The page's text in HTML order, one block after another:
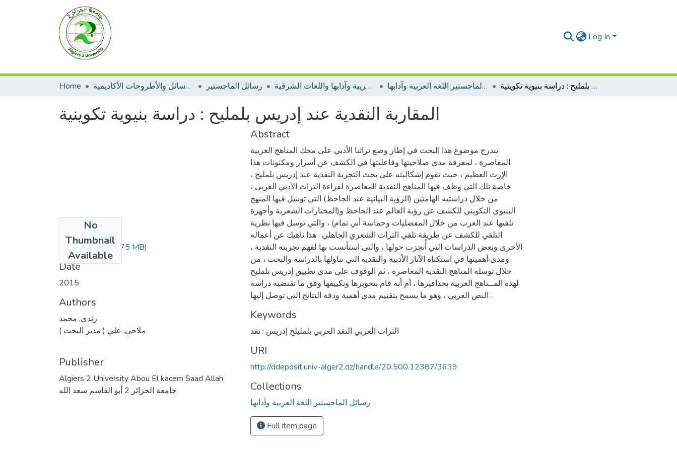
Log In
Home الرسائل والأطروحات الأكاديمية رسائل الماجستير رسائل الماجستير اللغة العريية وآدابها واللغات الشرقية رسائل الماجستير اللغة العربية وآدابها المقاربة النقدية عند إدريس بلمليح : دراسة بنيوية تكوينية
المقاربة النقدية عند إدريس بلمليح : دراسة بنيوية تكوينية
No
Thumbnail
Available
رندي محمد.pdf(1.75 MB)
Date
2015
Authors
رندي, محمد
ملاحي, علي ( مدير البحث )
Publisher
Algiers 2 University Abou El kacem Saad Allah
جامعة الجزائر 2 أبو القاسم سعد الله
Abstract
يندرج موضوع هذا البحث في إطار وضع تراثنا الأدبي على محك المناهج الغربية
المعاصرة ، لمعرفة مدى صلاحيتها وفاعليتها في الكشف عن أسرار ومكنونات هذا
الإرث العظيم ، حيث تقوم إشكاليته على بحث التجربة النقدية عند إدريس بلمليح ،
خاصة تلك التي وظف فيها المناهج النقدية المعاصرة لقراءة التراث الأدبي العربي ،
من خلال دراستيه الهامتين (الرؤية البيانية عند الجاحظ) التي توسل فيها المنهج
البنيوي التكويني للكشف عن رؤية العالم عند الجاحظ و(المختارات الشعرية وأجهزة
تلقيها عند العرب من خلال المفضليات وحماسة أبي تمام) ، والتي توسل فيها نظرية
التلقي للكشف عن طريقة تلقي التراث الشعري الجاهلي . هذا ناهيك عن أعماله
الأخرى وبعض الدراسات التي أُنجزت حولها ، والتي استأنست بها لفهم تجربته النقدية ،
ومدى أهميتها في استكناه الآثار الأدبية والنقدية التي تناولها بالدراسة والبحث ، من
خلال توسله المناهج النقدية المعاصرة ، ثم الوقوف على مدى تطبيق إدريس بلمليح
لهذه المــناهج الغربية بحذافيرها ، أم أنه قام بتحويرها وتكييفها وفق ما تقتضيه دراسة
النص العربي ، وهو ما يسمح بتقييم مدى أهمية ودقة النتائج التي توصل إليها .
Keywords
التراث العربي النقد العربي بلمليلح إدريس : نقد
URI
http://ddeposit.univ-alger2.dz/handle/20.500.12387/3639
Collections
رسائل الماجستير اللغة العربية وآدابها
Full item page